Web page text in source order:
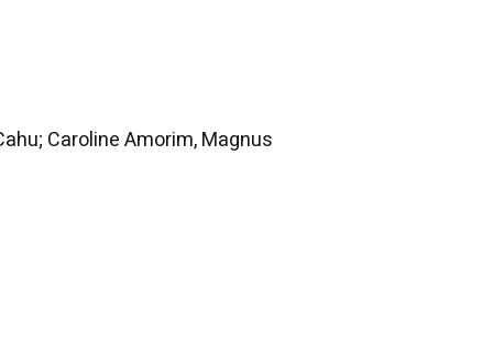
Caroline Amorim, Magnus